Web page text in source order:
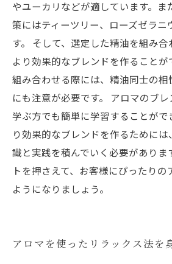
やユーカリなどが適しています。ま
策にはティーツリー、ローズゼラニ
す。 そして、選定した精油を組み合
より効果的なブレンドを作ることが
組み合わせる際には、精油同士の
にも注意が必要です。 アロマのブ
学ぶ方でも簡単に学習することがで
り効果的なブレンドを作るために
識と実践を積んでいく必要がありま
トを押さえて、お客様にぴったりの
ようになりましょう。
アロマを使ったリラックス法を